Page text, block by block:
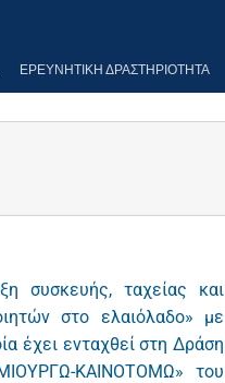
ΕΡΕΥΝΗΤΙΚΉ ΔΡΑΣΤΗΡΙΌΤΗΤΑ
συσκευής, ταχείας και
στο ελαιόλαδο» με
έχει ενταχθεί στη Δράση
ΚΑΙΝΟΤΟΜΩ» του